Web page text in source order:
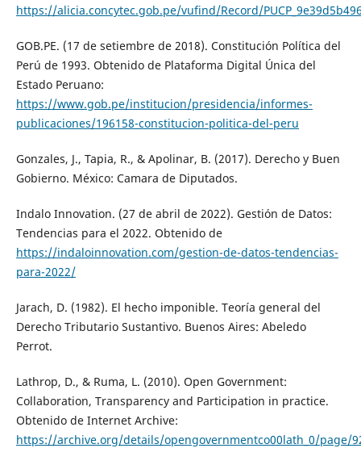
https://alicia.concytec.gob.pe/vufind/Record/
GOB.PE. (17 de setiembre de 2018). Constitución Política del
Perú de 1993. Obtenido de Plataforma Digital Única del
Estado Peruano:
https://www.gob.pe/institucion/presidencia/informes-
publicaciones/196158-constitucion-politica-del-peru
Gonzales, J., Tapia, R., & Apolinar, B. (2017). Derecho y Buen
Gobierno. México: Camara de Diputados.
Indalo Innovation. (27 de abril de 2022). Gestión de Datos:
Tendencias para el 2022. Obtenido de
https://indaloinnovation.com/gestion-de-datos-tendencias-
para-2022/
Jarach, D. (1982). El hecho imponible. Teoría general del
Derecho Tributario Sustantivo. Buenos Aires: Abeledo
Perrot.
Lathrop, D., & Ruma, L. (2010). Open Government:
Collaboration, Transparency and Participation in practice.
Obtenido de Internet Archive:
https://archive.org/details/opengovernmentco00lath_0/page/